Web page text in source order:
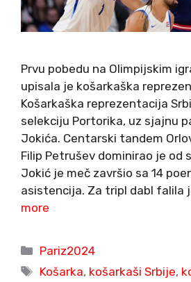
Prvu pobedu na Olimpijskim
upisala je košarkaška
Košarkaška reprezentacija
selekciju Portorika, uz sjajnu
Jokića. Centarski tandem
Filip Petrušev dominirao je od
Jokić je meč završio sa 14
asistencija. Za tripl dabl falila
more
Categories
Pariz2024
Tags
Košarka, košarkaši Srbije,